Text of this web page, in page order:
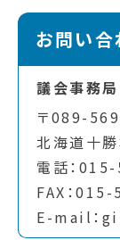
お問い合
議会事務局
〒089-
北海道十
電話：
FAX：
E-mail：